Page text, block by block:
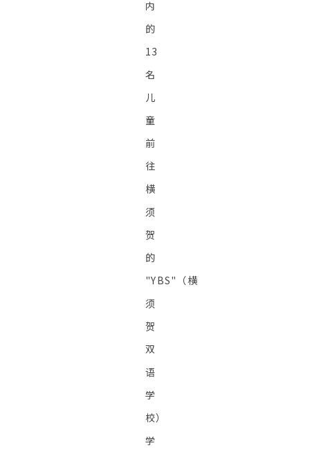
内
的
13
名
儿
童
前
往
横
须
贺
的
"YBS"（横
须
贺
双
语
学
校）
学